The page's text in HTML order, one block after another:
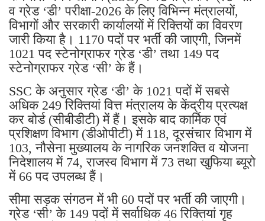
व ग्रेड ‘डी’ परीक्षा-2026 के लिए विभिन्न मंत्रालयों,
विभागों और सरकारी कार्यालयों में रिक्तियों का विवरण
जारी किया है। 1170 पदों पर भर्ती की जाएगी, जिनमें
1021 पद स्टेनोग्राफर ग्रेड ‘डी’ तथा 149 पद
स्टेनोग्राफर ग्रेड ‘सी’ के हैं।
SSC के अनुसार ग्रेड ‘डी’ के 1021 पदों में सबसे
अधिक 249 रिक्तियां वित्त मंत्रालय के केंद्रीय प्रत्यक्ष
कर बोर्ड (सीबीडीटी) में हैं। इसके बाद कार्मिक एवं
प्रशिक्षण विभाग (डीओपीटी) में 118, दूरसंचार विभाग में
103, नौसेना मुख्यालय के नागरिक जनशक्ति व योजना
निदेशालय में 74, राजस्व विभाग में 73 तथा खुफिया ब्यूरो
में 66 पद उपलब्ध हैं।
सीमा सड़क संगठन में भी 60 पदों पर भर्ती की जाएगी।
ग्रेड ‘सी’ के 149 पदों में सर्वाधिक 46 रिक्तियां गृह